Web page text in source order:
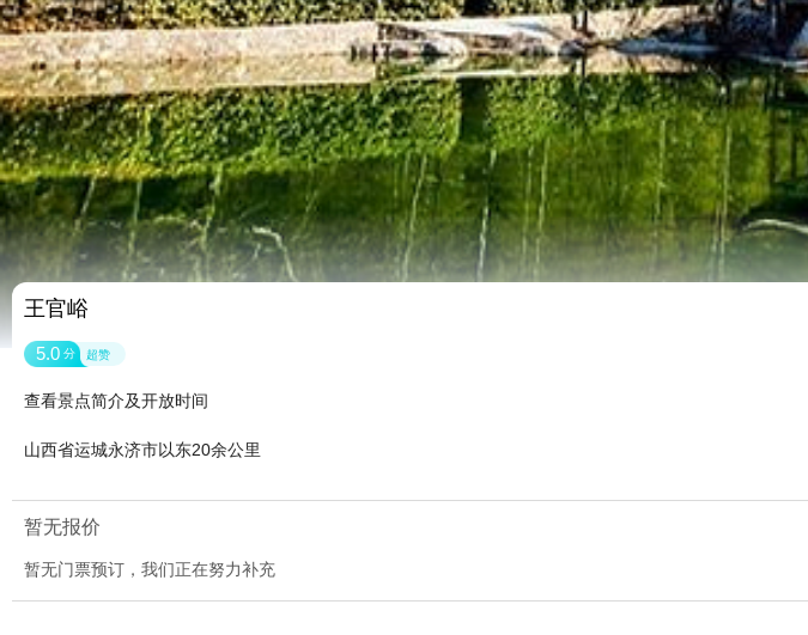
王官峪
5.0 分 超赞
查看景点简介及开放时间
山西省运城永济市以东20余公里
暂无报价
暂无门票预订，我们正在努力补充